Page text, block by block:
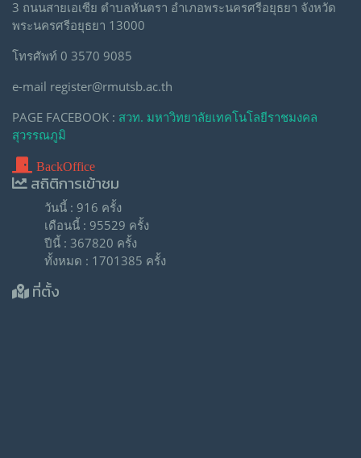
3 ถนนสายเอเซีย ตำบลหันตรา อำเภอพระนครศรีอยุธยา จังหวัด
พระนครศรีอยุธยา 13000
โทรศัพท์ 0 3570 9085
e-mail register@rmutsb.ac.th
PAGE FACEBOOK : สวท. มหาวิทยาลัยเทคโนโลยีราชมงคล
สุวรรณภูมิ
BackOffice
สถิติการเข้าชม
วันนี้ : 916 ครั้ง
เดือนนี้ : 95529 ครั้ง
ปีนี้ : 367820 ครั้ง
ทั้งหมด : 1701385 ครั้ง
ที่ตั้ง